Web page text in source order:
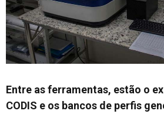
Entre as ferramentas, estão o
CODIS e os bancos de perfis